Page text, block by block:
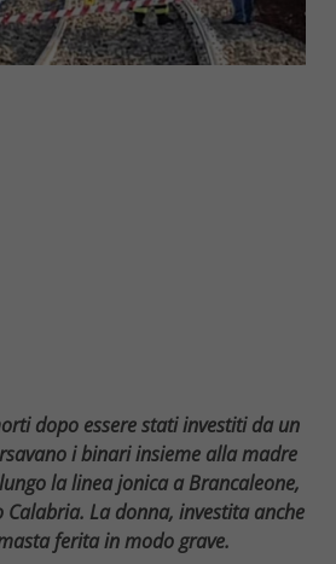
dopo essere stati investiti da un
i binari insieme alla madre
la linea jonica a Brancaleone,
Calabria. La donna, investita anche
ferita in modo grave.